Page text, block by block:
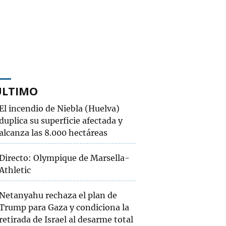
incendio de Niebla (Huelva)
su superficie afectada y
las 8.000 hectáreas
Olympique de Marsella-
rechaza el plan de
para Gaza y condiciona la
de Israel al desarme total